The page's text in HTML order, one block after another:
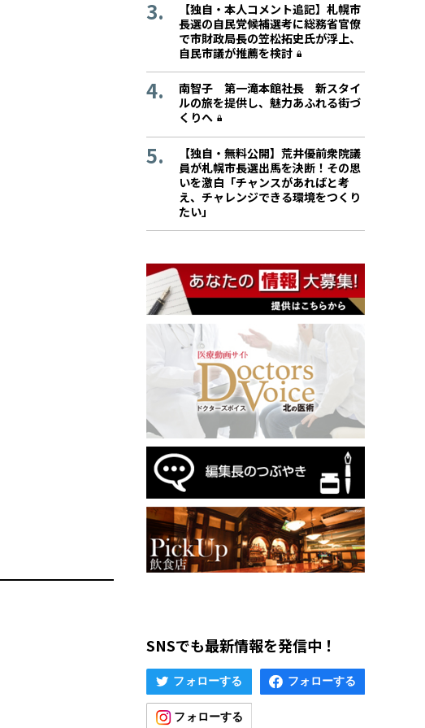
【独自・本人コメント追記】札幌市
長選の自民党候補選考に総務省官僚
で市財政局長の笠松拓史氏が浮上、
自民市議が推薦を検討
南智子 第一滝本館社長 新スタイ
ルの旅を提供し、魅力あふれる街づ
くりへ
【独自・無料公開】荒井優前衆院議
員が札幌市長選出馬を決断！その思
いを激白「チャンスがあればと考
え、チャレンジできる環境をつくり
たい」
SNSでも最新情報を発信中！